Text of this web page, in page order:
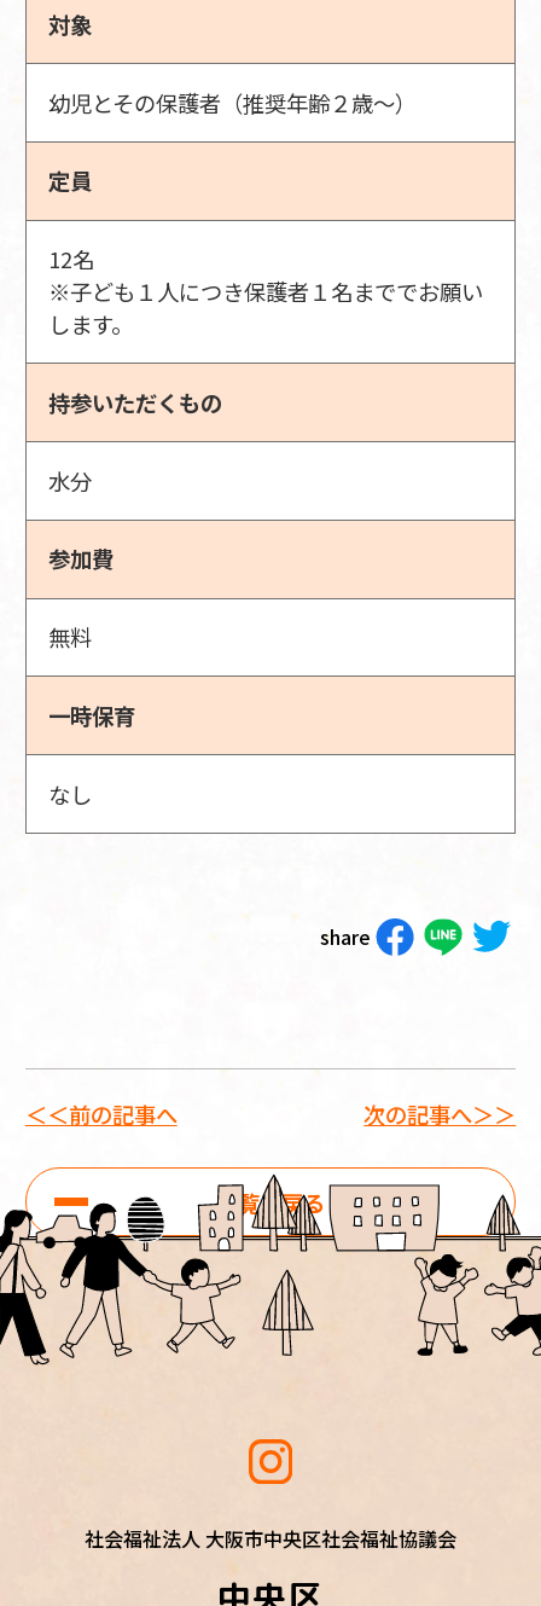
対象
幼児とその保護者（推奨年齢２歳～）
定員
12名
※子ども１人につき保護者１名まででお願い
します。
持参いただくもの
水分
参加費
無料
一時保育
なし
share
＜＜前の記事へ
一覧に戻る
次の記事へ＞＞
社会福祉法人 大阪市中央区社会福祉協議会